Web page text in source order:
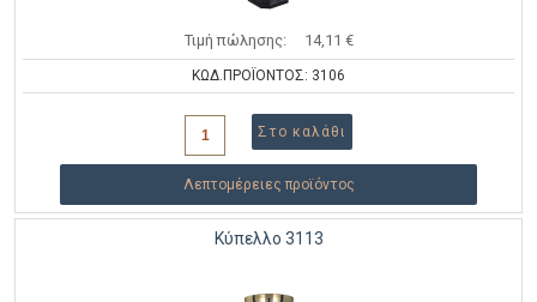
Τιμή πώλησης: 14,11 €
ΚΩΔ.ΠΡΟΪΟΝΤΟΣ: 3106
Λεπτομέρειες προϊόντος
Κύπελλο 3113